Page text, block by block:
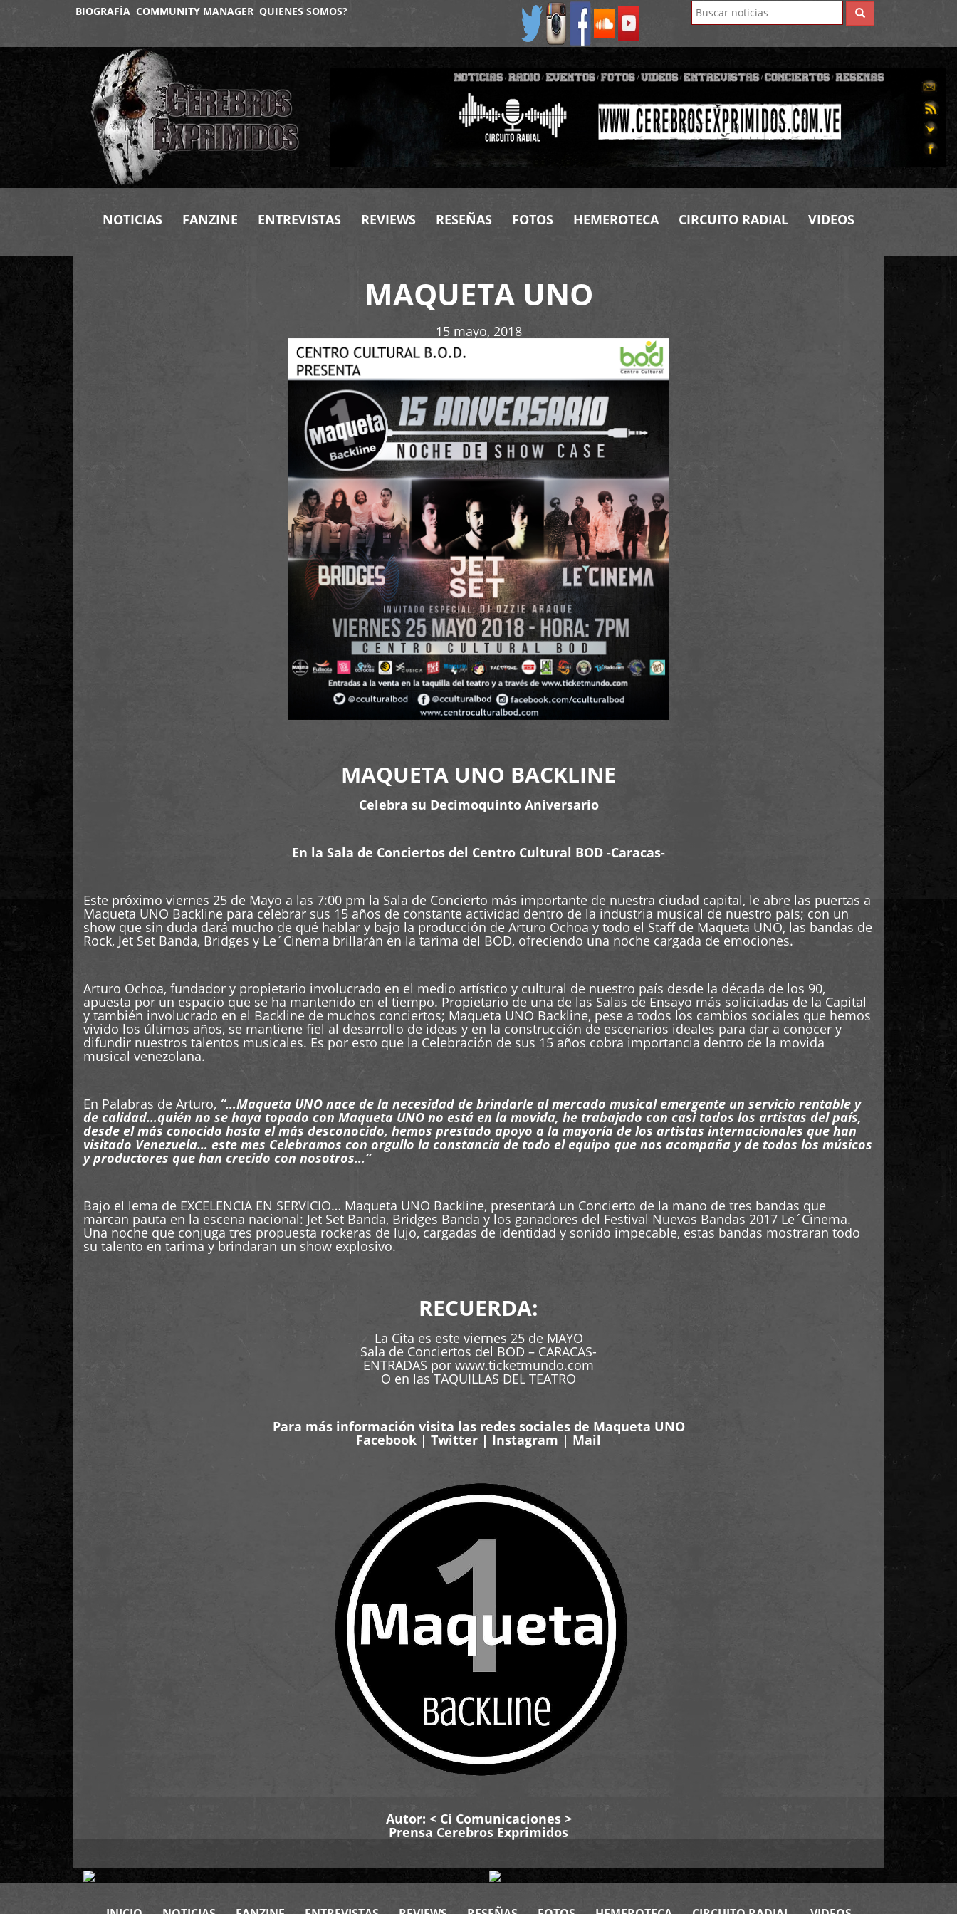
BIOGRAFÍA COMMUNITY MANAGER QUIENES SOMOS?
NOTICIAS FANZINE ENTREVISTAS REVIEWS RESEÑAS FOTOS HEMEROTECA CIRCUITO RADIAL VIDEOS
MAQUETA UNO
15 mayo, 2018
MAQUETA UNO BACKLINE
Celebra su Decimoquinto Aniversario
En la Sala de Conciertos del Centro Cultural BOD -Caracas-
Este próximo viernes 25 de Mayo a las 7:00 pm la Sala de Concierto más importante de nuestra ciudad capital, le abre las puertas a
Maqueta UNO Backline para celebrar sus 15 años de constante actividad dentro de la industria musical de nuestro país; con un
show que sin duda dará mucho de qué hablar y bajo la producción de Arturo Ochoa y todo el Staff de Maqueta UNO, las bandas de
Rock, Jet Set Banda, Bridges y Le´Cinema brillarán en la tarima del BOD, ofreciendo una noche cargada de emociones.
Arturo Ochoa, fundador y propietario involucrado en el medio artístico y cultural de nuestro país desde la década de los 90,
apuesta por un espacio que se ha mantenido en el tiempo. Propietario de una de las Salas de Ensayo más solicitadas de la Capital
y también involucrado en el Backline de muchos conciertos; Maqueta UNO Backline, pese a todos los cambios sociales que hemos
vivido los últimos años, se mantiene fiel al desarrollo de ideas y en la construcción de escenarios ideales para dar a conocer y
difundir nuestros talentos musicales. Es por esto que la Celebración de sus 15 años cobra importancia dentro de la movida
musical venezolana.
En Palabras de Arturo, “…Maqueta UNO nace de la necesidad de brindarle al mercado musical emergente un servicio rentable y
de calidad…quién no se haya topado con Maqueta UNO no está en la movida, he trabajado con casi todos los artistas del país,
desde el más conocido hasta el más desconocido, hemos prestado apoyo a la mayoría de los artistas internacionales que han
visitado Venezuela… este mes Celebramos con orgullo la constancia de todo el equipo que nos acompaña y de todos los músicos
y productores que han crecido con nosotros…”
Bajo el lema de EXCELENCIA EN SERVICIO… Maqueta UNO Backline, presentará un Concierto de la mano de tres bandas que
marcan pauta en la escena nacional: Jet Set Banda, Bridges Banda y los ganadores del Festival Nuevas Bandas 2017 Le´Cinema.
Una noche que conjuga tres propuesta rockeras de lujo, cargadas de identidad y sonido impecable, estas bandas mostraran todo
su talento en tarima y brindaran un show explosivo.
RECUERDA:
La Cita es este viernes 25 de MAYO
Sala de Conciertos del BOD – CARACAS-
ENTRADAS por www.ticketmundo.com
O en las TAQUILLAS DEL TEATRO
Para más información visita las redes sociales de Maqueta UNO
Facebook | Twitter | Instagram | Mail
Autor: < Ci Comunicaciones>
Prensa Cerebros Exprimidos